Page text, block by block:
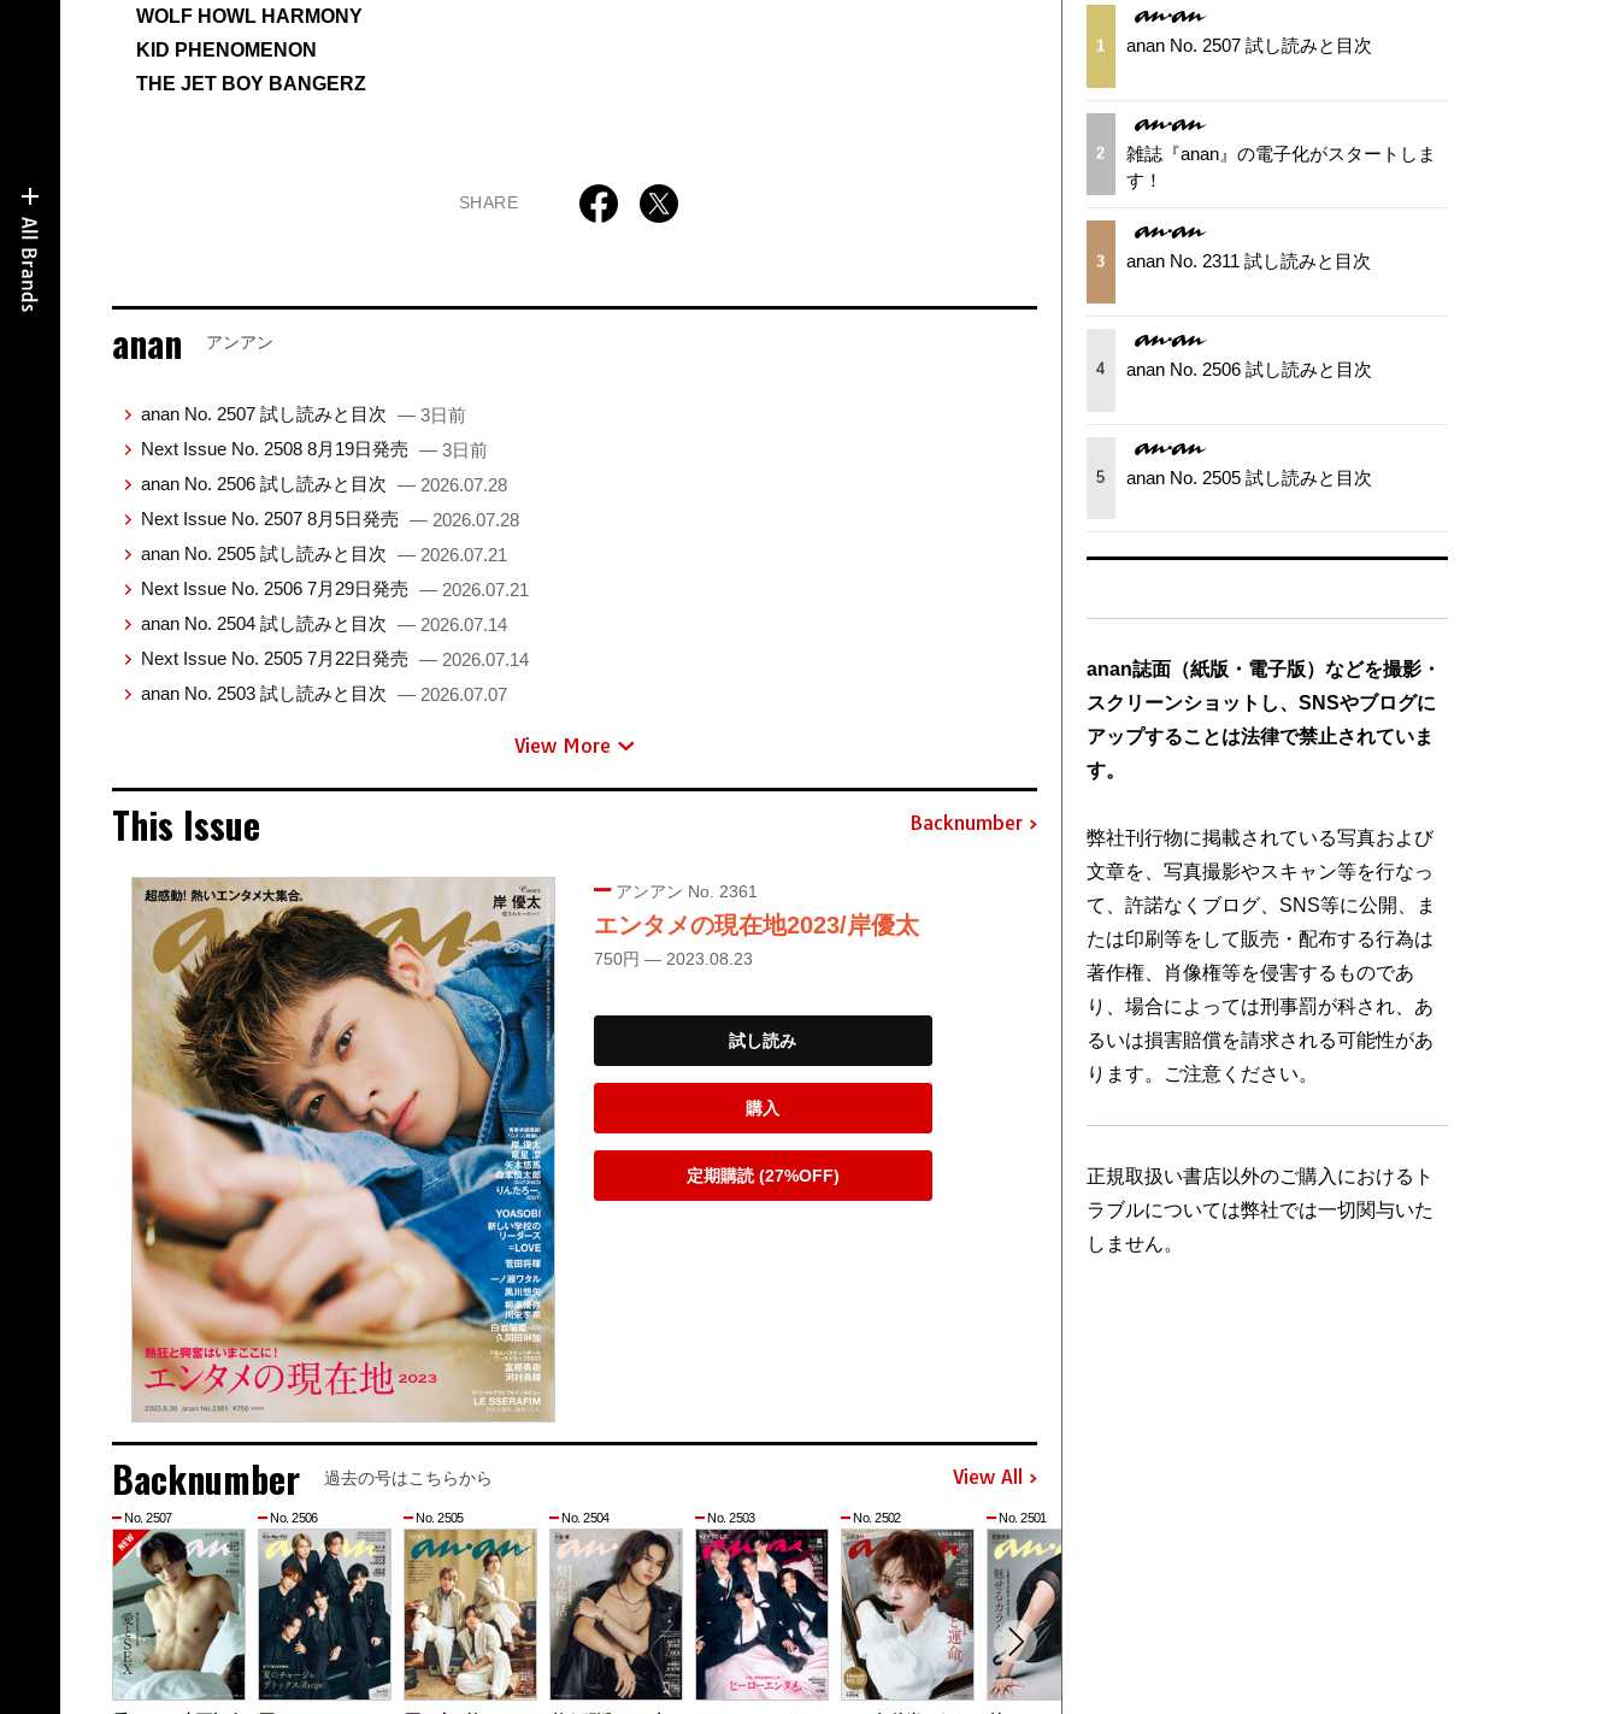
WOLF HOWL HARMONY
KID PHENOMENON
THE JET BOY BANGERZ
SHARE
anan アンアン
anan No. 2507 試し読みと目次 — 3日前
Next Issue No. 2508 8月19日発売 — 3日前
anan No. 2506 試し読みと目次 — 2026.07.28
Next Issue No. 2507 8月5日発売 — 2026.07.28
anan No. 2505 試し読みと目次 — 2026.07.21
Next Issue No. 2506 7月29日発売 — 2026.07.21
anan No. 2504 試し読みと目次 — 2026.07.14
Next Issue No. 2505 7月22日発売 — 2026.07.14
anan No. 2503 試し読みと目次 — 2026.07.07
View More
This Issue Backnumber
アンアン No. 2361
エンタメの現在地2023/岸優太
750円 — 2023.08.23
試し読み
購入
定期購読 (27%OFF)
Backnumber 過去の号はこちらから View All
No. 2507 No. 2506 No. 2505 No. 2504 No. 2503 No. 2502 No. 2501
1 anan No. 2507 試し読みと目次
2
雑誌『anan』の電子化がスタートしま
す！
3 anan No. 2311 試し読みと目次
4 anan No. 2506 試し読みと目次
5 anan No. 2505 試し読みと目次
anan誌面（紙版・電子版）などを撮影・
スクリーンショットし、SNSやブログに
アップすることは法律で禁止されていま
す。
弊社刊行物に掲載されている写真および
文章を、写真撮影やスキャン等を行なっ
て、許諾なくブログ、SNS等に公開、ま
たは印刷等をして販売・配布する行為は
著作権、肖像権等を侵害するものであ
り、場合によっては刑事罰が科され、あ
るいは損害賠償を請求される可能性があ
ります。ご注意ください。
正規取扱い書店以外のご購入におけるト
ラブルについては弊社では一切関与いた
しません。